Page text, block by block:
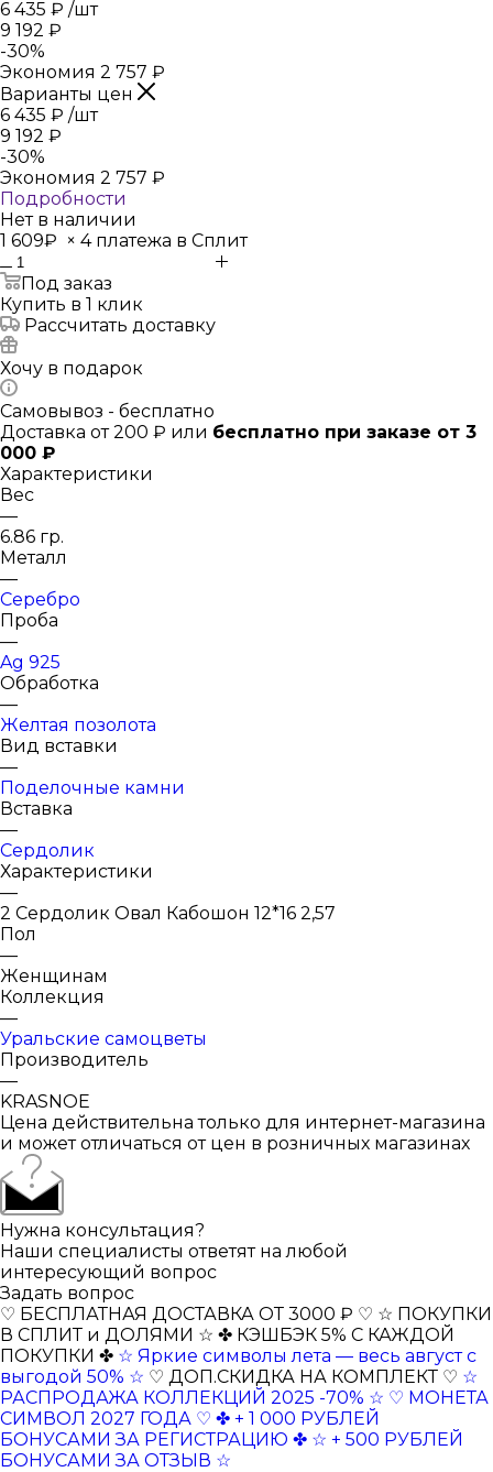
6 435 ₽ /шт
9 192 ₽
-30%
Экономия 2 757 ₽
Варианты цен
6 435 ₽ /шт
9 192 ₽
-30%
Экономия 2 757 ₽
Подробности
Нет в наличии
1 609₽ × 4 платежа в Сплит
Под заказ
Купить в 1 клик
Рассчитать доставку
Хочу в подарок
Самовывоз - бесплатно
Доставка от 200 ₽ или бесплатно при заказе от 3
000 ₽
Характеристики
Вес
—
6.86 гр.
Металл
—
Серебро
Проба
—
Ag 925
Обработка
—
Желтая позолота
Вид вставки
—
Поделочные камни
Вставка
—
Сердолик
Характеристики
—
2 Сердолик Овал Кабошон 12*16 2,57
Пол
—
Женщинам
Коллекция
—
Уральские самоцветы
Производитель
—
KRASNOE
Цена действительна только для интернет-магазина
и может отличаться от цен в розничных магазинах
Нужна консультация?
Наши специалисты ответят на любой
интересующий вопрос
Задать вопрос
♡ БЕСПЛАТНАЯ ДОСТАВКА ОТ 3000 ₽ ♡ ☆ ПОКУПКИ
В СПЛИТ и ДОЛЯМИ ☆ ✤ КЭШБЭК 5% С КАЖДОЙ
ПОКУПКИ ✤ ☆ Яркие символы лета — весь август с
выгодой 50% ☆ ♡ ДОП.СКИДКА НА КОМПЛЕКТ ♡ ☆
РАСПРОДАЖА КОЛЛЕКЦИЙ 2025 -70% ☆ ♡ МОНЕТА
СИМВОЛ 2027 ГОДА ♡ ✤ + 1 000 РУБЛЕЙ
БОНУСАМИ ЗА РЕГИСТРАЦИЮ ✤ ☆ + 500 РУБЛЕЙ
БОНУСАМИ ЗА ОТЗЫВ ☆